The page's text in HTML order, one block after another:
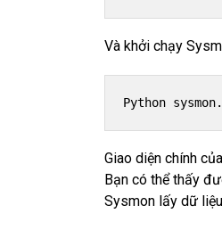
Và khởi chạy
Python
Giao diện chính
Bạn có thể thấy
Sysmon lấy dữ